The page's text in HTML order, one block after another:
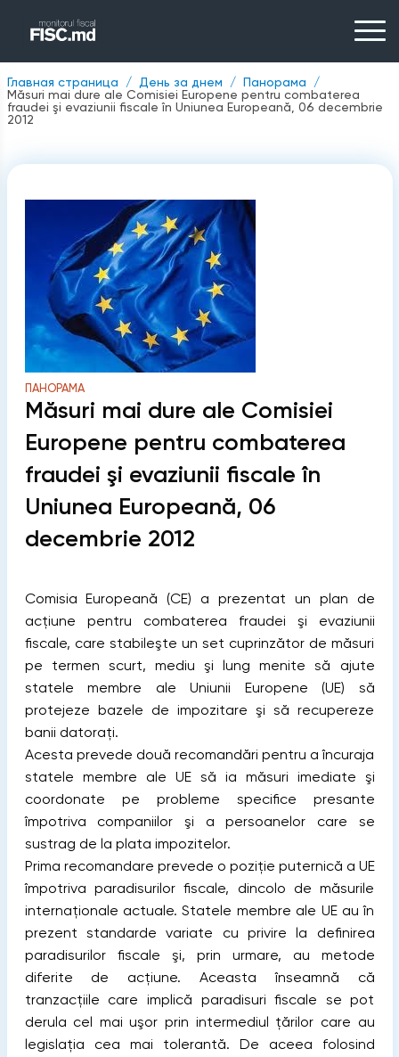
Главная страница День за днем
Панорама
Măsuri mai dure ale Comisiei Europene pentru combaterea
fraudei şi evaziunii fiscale în Uniunea Europeană, 06 decembrie
2012
ПАНОРАМА
Măsuri mai dure ale Comisiei
Europene pentru combaterea
fraudei şi evaziunii fiscale în
Uniunea Europeană, 06
decembrie 2012
Comisia Europeană (CE) a prezentat un plan de
acţiune pentru combaterea fraudei şi evaziunii
fiscale, care stabileşte un set cuprinzător de măsuri
pe termen scurt, mediu şi lung menite să ajute
statele membre ale Uniunii Europene (UE) să
protejeze bazele de impozitare şi să recupereze
banii datoraţi.
Acesta prevede două recomandări pentru a încuraja
statele membre ale UE să ia măsuri imediate şi
coordonate pe probleme specifice presante
împotriva companiilor şi a persoanelor care se
sustrag de la plata impozitelor.
Prima recomandare prevede o poziţie puternică a UE
împotriva paradisurilor fiscale, dincolo de măsurile
internaţionale actuale. Statele membre ale UE au în
prezent standarde variate cu privire la definirea
paradisurilor fiscale şi, prin urmare, au metode
diferite de acţiune. Aceasta înseamnă că
tranzacţiile care implică paradisuri fiscale se pot
derula cel mai uşor prin intermediul ţărilor care au
legislaţia cea mai tolerantă. De aceea folosind